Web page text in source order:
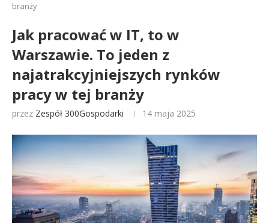
branży
Jak pracować w IT, to w
Warszawie. To jeden z
najatrakcyjniejszych rynków
pracy w tej branży
przez Zespół 300Gospodarki 14 maja 2025